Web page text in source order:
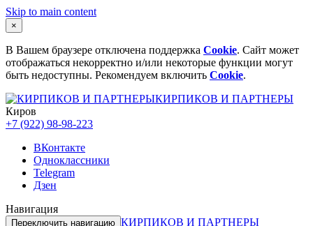
Skip to main content
×
В Вашем браузере отключена поддержка Cookie. Сайт может
отображаться некорректно и/или некоторые функции могут
быть недоступны. Рекомендуем включить Cookie.
КИРПИКОВ И ПАРТНЕРЫ
Киров
+7 (922) 98-98-223
ВКонтакте
Одноклассники
Telegram
Дзен
Навигация
Переключить навигацию КИРПИКОВ И ПАРТНЕРЫ